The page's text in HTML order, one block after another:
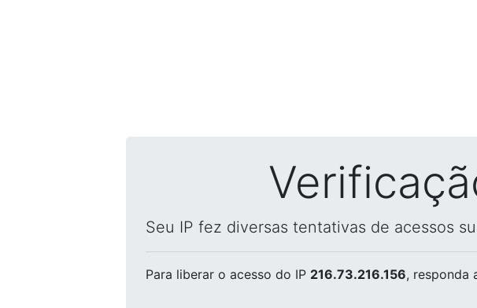
Seu IP fez diversas tentativas de acessos
Para liberar o acesso do IP 216.73.216.156, responda